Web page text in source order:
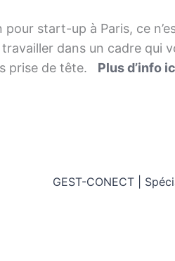
start-up à Paris, ce
dans un cadre qui
prise de tête. Plus d’info